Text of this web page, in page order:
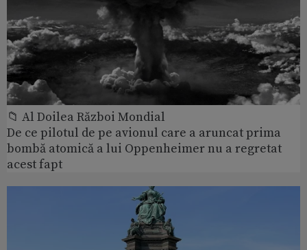
📁 Al Doilea Război Mondial
De ce pilotul de pe avionul care a aruncat prima
bombă atomică a lui Oppenheimer nu a regretat
acest fapt